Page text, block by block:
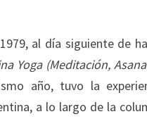
al día siguiente de
Yoga (Meditación,
año, tuvo la
a lo largo de la